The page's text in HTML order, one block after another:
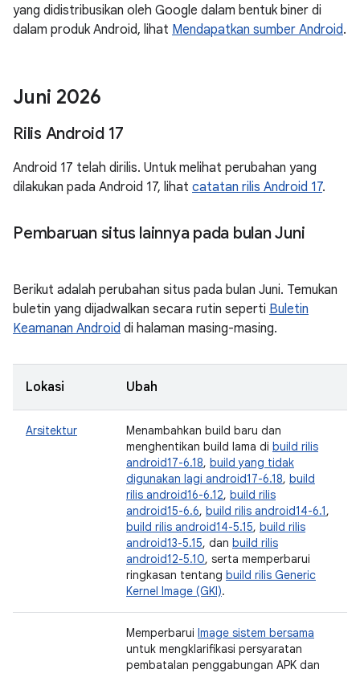
yang didistribusikan oleh Google dalam bentuk biner di
dalam produk Android, lihat Mendapatkan sumber Android.
Juni 2026
Rilis Android 17
Android 17 telah dirilis. Untuk melihat perubahan yang
dilakukan pada Android 17, lihat catatan rilis Android 17.
Pembaruan situs lainnya pada bulan Juni
Berikut adalah perubahan situs pada bulan Juni. Temukan
buletin yang dijadwalkan secara rutin seperti Buletin
Keamanan Android di halaman masing-masing.
Lokasi Ubah
Arsitektur
Menambahkan build baru dan
menghentikan build lama di build rilis
android17-6.18, build yang tidak
digunakan lagi android17-6.18, build
rilis android16-6.12, build rilis
android15-6.6, build rilis android14-6.1,
build rilis android14-5.15, build rilis
android13-5.15, dan build rilis
android12-5.10, serta memperbarui
ringkasan tentang build rilis Generic
Kernel Image (GKI).
Memperbarui Image sistem bersama
untuk mengklarifikasi persyaratan
pembatalan penggabungan APK dan